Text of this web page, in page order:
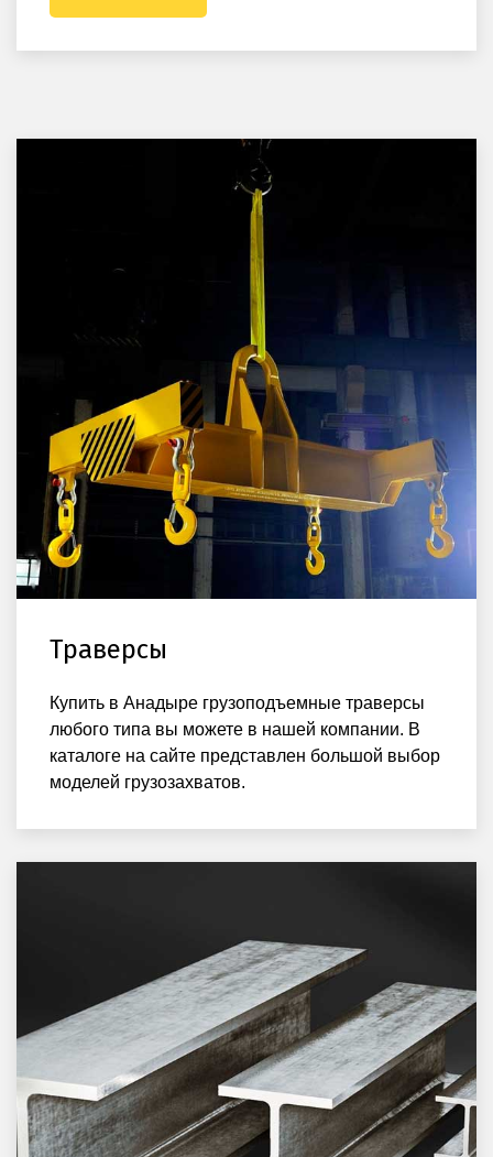
Траверсы
Купить в Анадыре грузоподъемные траверсы
любого типа вы можете в нашей компании. В
каталоге на сайте представлен большой выбор
моделей грузозахватов.